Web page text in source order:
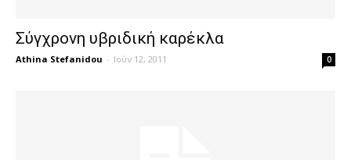
Σύγχρονη υβριδική καρέκλα
Athina Stefanidou - Ιούν 12, 2011 0